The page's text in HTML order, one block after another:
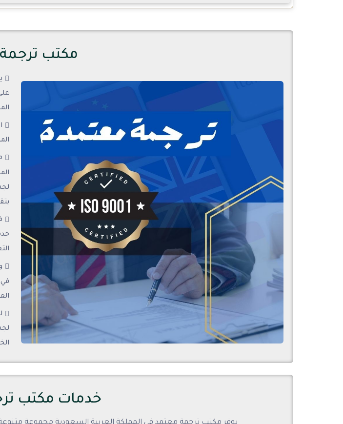
مكتب
في
خدمات مكتب